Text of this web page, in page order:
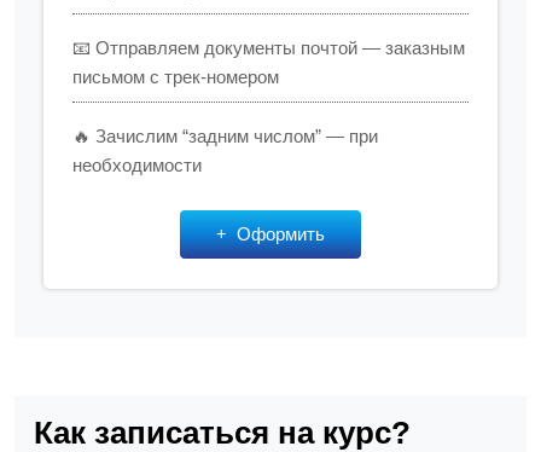
📧 Отправляем документы почтой — заказным
письмом с трек-номером
🔥 Зачислим “задним числом” — при
необходимости
Оформить
Как записаться на курс?